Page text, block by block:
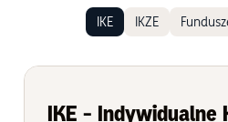
IKE IKZE
IKE - Indywidualne